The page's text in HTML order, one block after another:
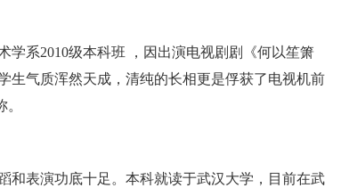
学系2010级本科班 ，因出演电视剧剧《何以笙箫
生气质浑然天成，清纯的长相更是俘获了电视机前
和表演功底十足。本科就读于武汉大学，目前在武